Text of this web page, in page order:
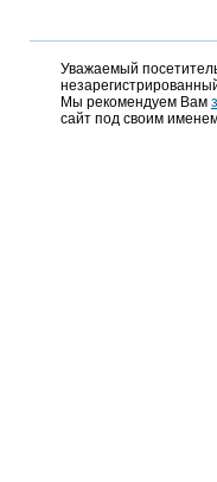
Уважаемый
Мы рекомендуем Вам
сайт под своим